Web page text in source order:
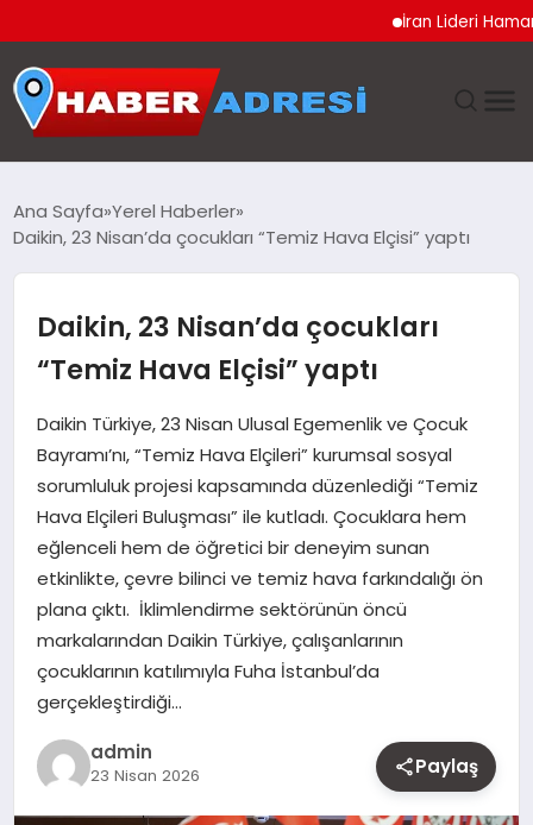
İran Lideri Hamaney’in
GÜNDEM
SPOR
EKONOMI
TEKNOLOJI
EĞITIM
MAGAZIN
YAŞAM
OTOMOBIL
Ana Sayfa Yerel Haberler
Daikin, 23 Nisan’da çocukları “Temiz Hava Elçisi” yaptı
Daikin, 23 Nisan’da çocukları
“Temiz Hava Elçisi” yaptı
Daikin Türkiye, 23 Nisan Ulusal Egemenlik ve Çocuk
Bayramı’nı, “Temiz Hava Elçileri” kurumsal sosyal
sorumluluk projesi kapsamında düzenlediği “Temiz
Hava Elçileri Buluşması” ile kutladı. Çocuklara hem
eğlenceli hem de öğretici bir deneyim sunan
etkinlikte, çevre bilinci ve temiz hava farkındalığı ön
plana çıktı. İklimlendirme sektörünün öncü
markalarından Daikin Türkiye, çalışanlarının
çocuklarının katılımıyla Fuha İstanbul’da
gerçekleştirdiği…
admin
23 Nisan 2026 Paylaş